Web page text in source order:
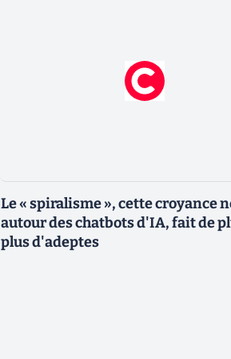
Le « spiralisme », cette croyance
autour des chatbots d'IA, fait de
plus d'adeptes